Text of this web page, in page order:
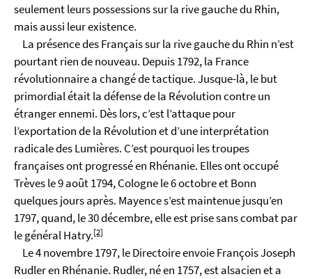
seulement leurs possessions sur la rive gauche du Rhin,
mais aussi leur existence.
La présence des Français sur la rive gauche du Rhin n’est
pourtant rien de nouveau. Depuis 1792, la France
révolutionnaire a changé de tactique. Jusque-là, le but
primordial était la défense de la Révolution contre un
étranger ennemi. Dès lors, c’est l’attaque pour
l’exportation de la Révolution et d’une interprétation
radicale des Lumières. C’est pourquoi les troupes
françaises ont progressé en Rhénanie. Elles ont occupé
Trèves le 9 août 1794, Cologne le 6 octobre et Bonn
quelques jours après. Mayence s’est maintenue jusqu’en
1797, quand, le 30 décembre, elle est prise sans combat par
le général Hatry.[2]
Le 4 novembre 1797, le Directoire envoie François Joseph
Rudler en Rhénanie. Rudler, né en 1757, est alsacien et a